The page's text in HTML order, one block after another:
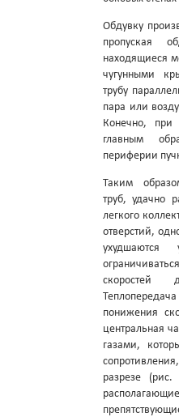
Обдувку
пропуская
находящиеся
чугунными
трубу
пара или
Конечно, при
главным
периферии
Таким
труб, удачно
легкого
отверстий,
ухудшаются
скоростей
понижения
центральная
газами,
разрезе